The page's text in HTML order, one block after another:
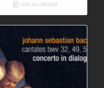
Voir les détails